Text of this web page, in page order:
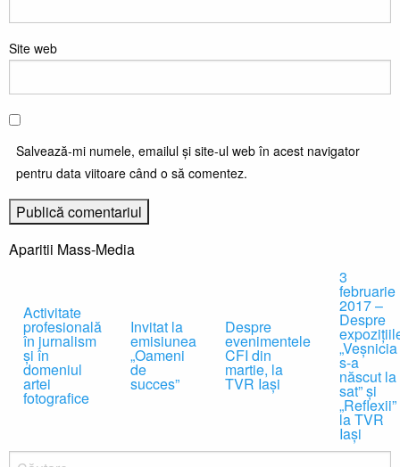
Site web
Salvează-mi numele, emailul și site-ul web în acest navigator
pentru data viitoare când o să comentez.
Aparitii Mass-Media
Activitate
profesională
în jurnalism
şi în
domeniul
artei
fotografice
Invitat la
emisiunea
„Oameni
de
succes”
Despre
evenimentele
CFI din
martie, la
TVR Iaşi
3
februarie
2017 –
Despre
„Veşnicia
s-a
născut la
sat” şi
„Reflexii”
la TVR
Iaşi
Caută